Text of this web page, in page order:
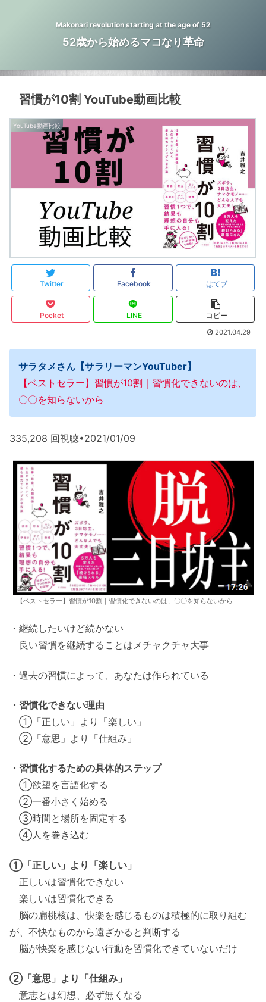
Makonari revolution starting at the age of 52
52歳から始めるマコなり革命
習慣が10割 YouTube動画比較
YouTube動画比較
Twitter Facebook はてブ
Pocket LINE コピー
2021.04.29
サラタメさん【サラリーマンYouTuber】
【ベストセラー】習慣が10割｜習慣化できないのは、
〇〇を知らないから
335,208 回視聴•2021/01/09
【ベストセラー】習慣が10割｜習慣化できないのは、〇〇を知らないから
・継続したいけど続かない
良い習慣を継続することはメチャクチャ大事
・過去の習慣によって、あなたは作られている
・習慣化できない理由
①「正しい」より「楽しい」
②「意思」より「仕組み」
・習慣化するための具体的ステップ
①欲望を言語化する
②一番小さく始める
③時間と場所を固定する
④人を巻き込む
①「正しい」より「楽しい」
正しいは習慣化できない
楽しいは習慣化できる
脳の扁桃核は、快楽を感じるものは積極的に取り組む
が、不快なものから遠ざかると判断する
脳が快楽を感じない行動を習慣化できていないだけ
②「意思」より「仕組み」
意志とは幻想、必ず無くなる